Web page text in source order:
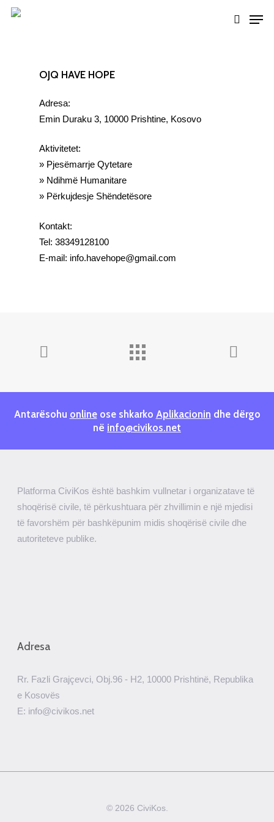
Skip
search
OJQ HAVE HOPE
Adresa:
Emin Duraku 3, 10000 Prishtine, Kosovo
Aktivitetet:
» Pjesëmarrje Qytetare
» Ndihmë Humanitare
» Përkujdesje Shëndetësore
Kontakt:
Tel: 38349128100
E-mail: info.havehope@gmail.com
Antarësohu onlineose shkarko Aplikacionin dhe dërgo
në info@civikos.net
Platforma CiviKos është bashkim vullnetar i organizatave të
shoqërisë civile, të përkushtuara për zhvillimin e një mjedisi
të favorshëm për bashkëpunim midis shoqërisë civile dhe
autoriteteve publike.
Adresa
Rr. Fazli Grajçevci, Obj.96 - H2, 10000 Prishtinë, Republika
e Kosovës
E: info@civikos.net
© 2026 CiviKos.